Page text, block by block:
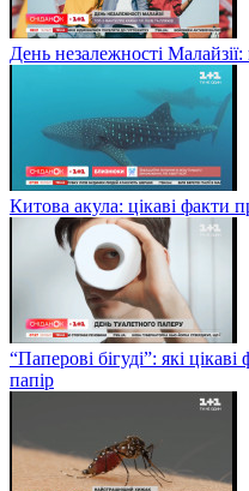
День незалежності
Китова акула: цікаві факти
“Паперові бігуді”: які
папір